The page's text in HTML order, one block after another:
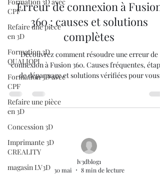
CPF
Refaire une piece
en 3D
Formation 3D
QUALIOPI
Formation 3D avec
CPF
Refaire une pièce
en 3D
Concession 3D
Imprimante 3D
CREALITY
magasin LV3D
Erreur de connexion à Fusion
360 : causes et solutions
complètes
Découvrez comment résoudre une erreur de
connexion à Fusion 360. Causes fréquentes,
de dépannage et solutions vérifiées pour vous
lv3dblog1
30 mai
8 min de lecture